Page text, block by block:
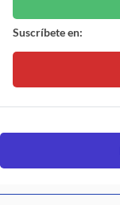
Suscríbete en: